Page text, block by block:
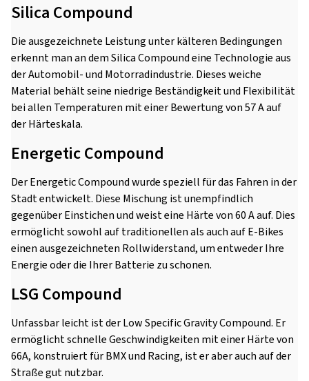
Silica Compound
Die ausgezeichnete Leistung unter kälteren Bedingungen
erkennt man an dem Silica Compound eine Technologie aus
der Automobil- und Motorradindustrie. Dieses weiche
Material behält seine niedrige Beständigkeit und Flexibilität
bei allen Temperaturen mit einer Bewertung von 57 A auf
der Härteskala.
Energetic Compound
Der Energetic Compound wurde speziell für das Fahren in der
Stadt entwickelt. Diese Mischung ist unempfindlich
gegenüber Einstichen und weist eine Härte von 60 A auf. Dies
ermöglicht sowohl auf traditionellen als auch auf E-Bikes
einen ausgezeichneten Rollwiderstand, um entweder Ihre
Energie oder die Ihrer Batterie zu schonen.
LSG Compound
Unfassbar leicht ist der Low Specific Gravity Compound. Er
ermöglicht schnelle Geschwindigkeiten mit einer Härte von
66A, konstruiert für BMX und Racing, ist er aber auch auf der
Straße gut nutzbar.